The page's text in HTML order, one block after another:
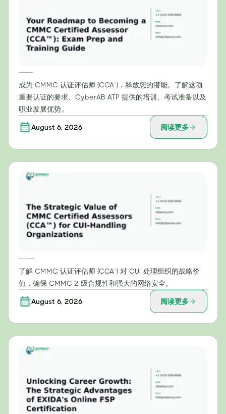
成为 CMMC 认证评估师 (CCA™)，释放您的潜能。了解这项
重要认证的要求、CyberAB ATP 提供的培训、考试准备以及
职业发展优势。
August 6, 2026 阅读更多
了解 CMMC 认证评估师 (CCA™) 对 CUI 处理组织的战略价
值，确保 CMMC 2 级合规性和强大的网络安全。
August 6, 2026 阅读更多